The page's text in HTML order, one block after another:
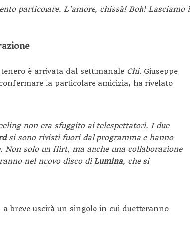
particolare. L’amore, chissà! Boh! Lasciamo i
è arrivata dal settimanale Chi. Giuseppe
la particolare amicizia, ha rivelato
non era sfuggito ai telespettatori. I due
si sono rivisti fuori dal programma e hanno
Non solo un flirt, ma anche una collaborazione
nel nuovo disco di Lumina, che si
breve uscirà un singolo in cui duetteranno